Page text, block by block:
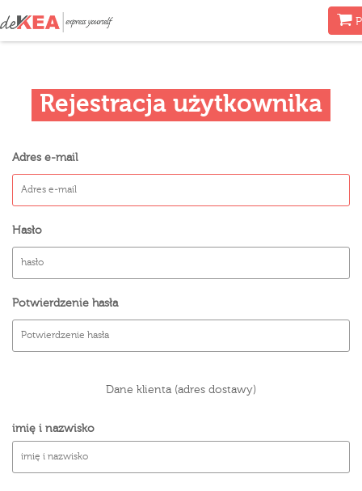
Rejestracja użytkownika
Adres e-mail
Hasło
Potwierdzenie hasła
Dane klienta (adres dostawy)
imię i nazwisko